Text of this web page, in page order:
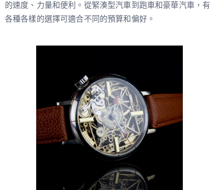
的速度、力量和便利。從緊湊型汽車到跑車和豪華汽車，有
各種各樣的選擇可適合不同的預算和偏好。